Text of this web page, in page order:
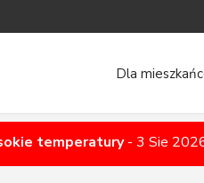
Dla
temperatury- 3 Sie